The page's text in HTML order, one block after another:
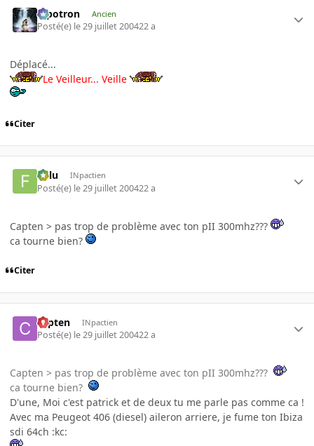
Pipotron Ancien
Posté(e) le 29 juillet 200422 a
Déplacé...
Le Veilleur... Veille
Citer
Fulu INpactien
Posté(e) le 29 juillet 200422 a
Capten > pas trop de problème avec ton pII 300mhz???
ca tourne bien?
Citer
capten INpactien
Posté(e) le 29 juillet 200422 a
Capten > pas trop de problème avec ton pII 300mhz???
ca tourne bien?
D'une, Moi c'est patrick et de deux tu me parle pas comme ca !
Avec ma Peugeot 406 (diesel) aileron arriere, je fume ton Ibiza
sdi 64ch :kc: